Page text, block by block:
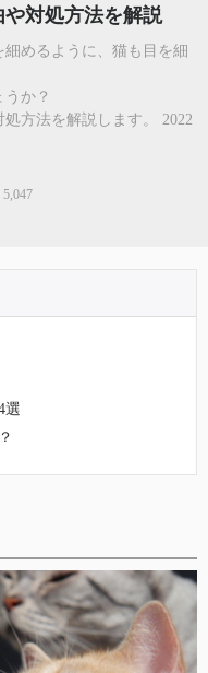
対処方法を解説
めるように、猫も目を細
か？
方法を解説します。 2022
5,047
選